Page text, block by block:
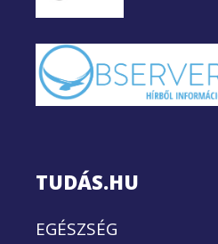
TUDÁS.HU
EGÉSZSÉG